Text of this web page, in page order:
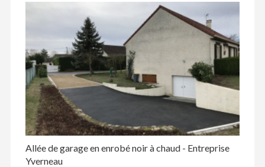
Allée de garage en enrobé noir à chaud - Entreprise
Yverneau